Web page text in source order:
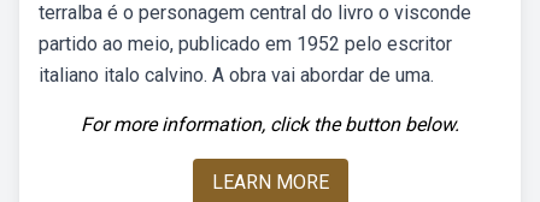
terralba é o personagem central do livro o visconde
partido ao meio, publicado em 1952 pelo escritor
italiano italo calvino. A obra vai abordar de uma.
For more information, click the button below.
LEARN MORE